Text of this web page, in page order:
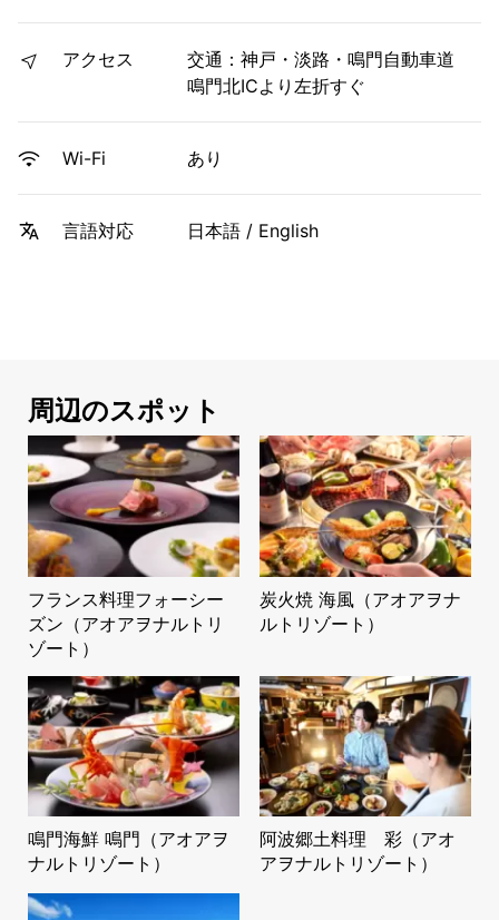
アクセス
交通：神戸・淡路・鳴門自動車道
鳴門北ICより左折すぐ
Wi-Fi あり
言語対応 日本語 / English
周辺のスポット
フランス料理フォーシー
ズン（アオアヲナルトリ
ゾート）
炭火焼 海風（アオアヲナ
ルトリゾート）
鳴門海鮮 鳴門（アオアヲ
ナルトリゾート）
阿波郷土料理 彩（アオ
アヲナルトリゾート）